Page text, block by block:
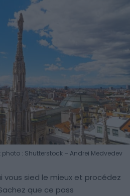
photo : Shutterstock – Andrei Medvedev
vous sied le mieux et procédez
que ce pass